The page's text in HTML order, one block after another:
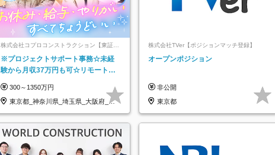
株式会社コプロコンストラクション【東証プ
ライム上場コプロ・ホールディングス子会
社】
※プロジェクトサポート事務☆未経
験から月収37万円も可☆リモート研
b
300～1350万円
東京都_神奈川県_埼玉県_大阪府_愛
知県…
株式会社TVer【ポジションマッチ登録】
オープンポジション
非公開
東京都